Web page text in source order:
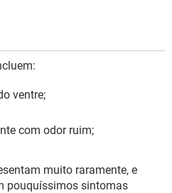
ventre;
com odor ruim;
muito raramente, e
pouquíssimos sintomas